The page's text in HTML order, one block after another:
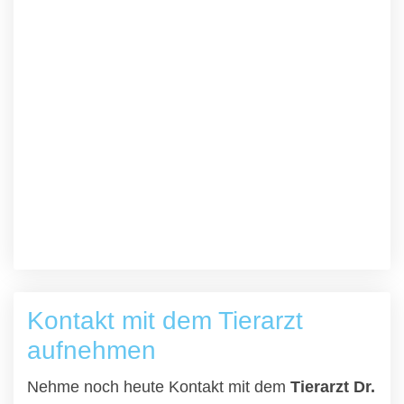
Kontakt mit dem Tierarzt
aufnehmen
Nehme noch heute Kontakt mit dem Tierarzt Dr.